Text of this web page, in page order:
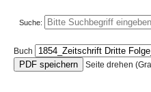
Suche:
Buch
Seite drehen